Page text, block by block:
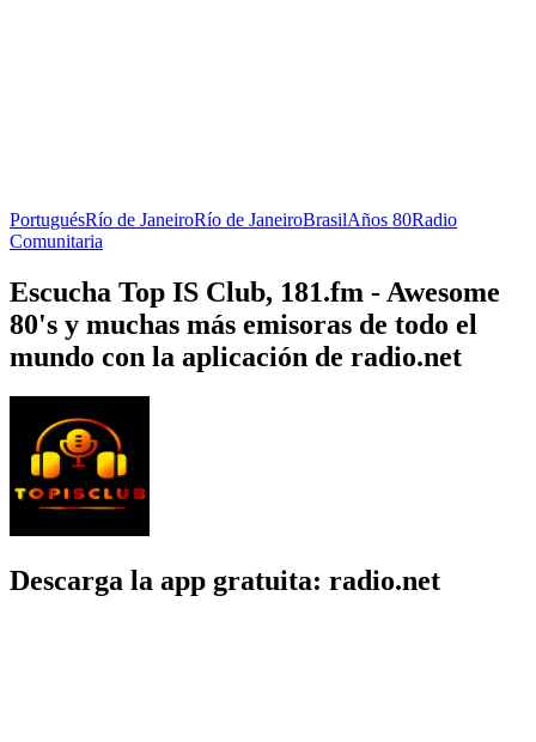
PortuguésRío de JaneiroRío de JaneiroBrasilAños 80Radio
Comunitaria
Escucha Top IS Club, 181.fm - Awesome
80's y muchas más emisoras de todo el
mundo con la aplicación de radio.net
Descarga la app gratuita: radio.net